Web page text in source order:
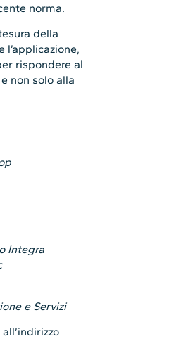
norma.
della
rispondere al
non solo alla
Integra
e Servizi